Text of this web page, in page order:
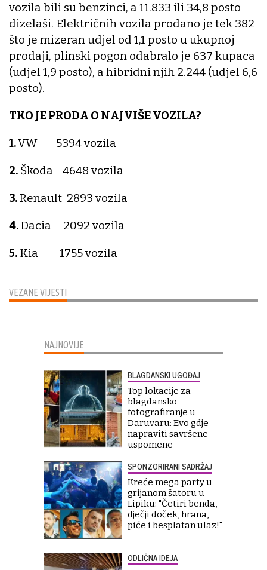
VEZANE VIJESTI
vozila bili su benzinci, a 11.833 ili 34,8 posto
dizelaši. Električnih vozila prodano je tek 382
što je mizeran udjel od 1,1 posto u ukupnoj
prodaji, plinski pogon odabralo je 637 kupaca
(udjel 1,9 posto), a hibridni njih 2.244 (udjel 6,6
posto).
TKO JE PRODA O NAJVIŠE VOZILA?
1.VW 5394 vozila
2. Škoda 4648 vozila
3.Renault 2893 vozila
4.Dacia 2092 vozila
5. Kia 1755 vozila
NAJNOVIJE
BLAGDANSKI UGOĐAJ
Top lokacije za
blagdansko
fotografiranje u
Daruvaru: Evo gdje
napraviti savršene
uspomene
SPONZORIRANI SADRŽAJ
Kreće mega party u
grijanom šatoru u
Lipiku: "Četiri benda,
dječji doček, hrana,
piće i besplatan ulaz!"
ODLIČNA IDEJA